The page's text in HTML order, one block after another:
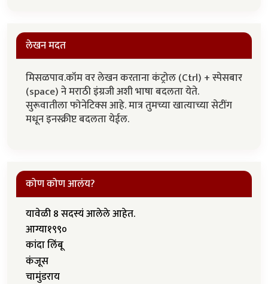
लेखन मदत
मिसळपाव.कॉम वर लेखन करताना कंट्रोल (Ctrl) + स्पेसबार
(space) ने मराठी इंग्रजी अशी भाषा बदलता येते.
सुरूवातीला फोनेटिक्स आहे. मात्र तुमच्या खात्याच्या सेटींग
मधून इनस्क्रीप्ट बदलता येईल.
कोण कोण आलंय?
यावेळी 8 सदस्यं आलेले आहेत.
आग्या१९९०
कांदा लिंबू
कंजूस
चामुंडराय